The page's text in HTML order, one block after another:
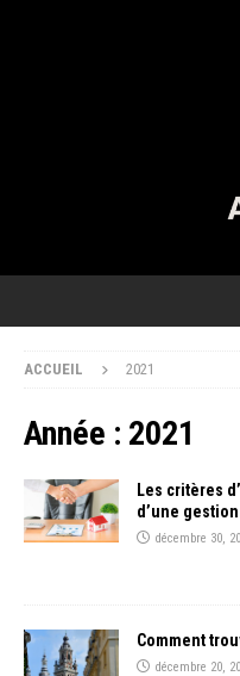
ACCUEIL 2021
Année : 2021
Les critères
d’une
décembre 30,
Comment
décembre 20,